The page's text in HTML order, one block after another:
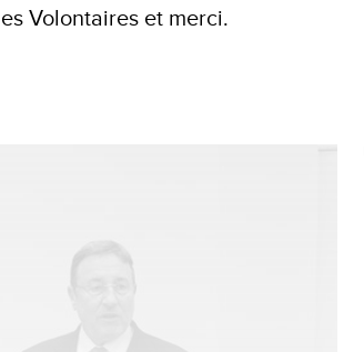
Volontaires et merci.